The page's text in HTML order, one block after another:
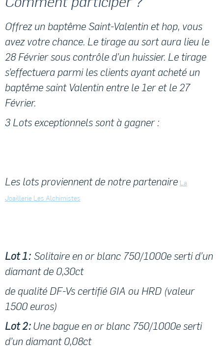
Offrez un baptême Saint-Valentin et hop, vous
avez votre chance. Le tirage au sort aura lieu le
28 Février sous contrôle d’un huissier. Le tirage
s’effectuera parmi les clients ayant acheté un
baptême saint Valentin entre le 1er et le 27
Février.
3 Lots exceptionnels sont à gagner :
Les lots proviennent de notre partenaire La
Joaillerie Les Alchimistes
Lot 1 :Solitaire en or blanc 750/1000e serti d’un
diamant de 0,30ct
de qualité DF-Vs certifié GIA ou HRD (valeur
1500 euros)
Lot 2 :Une bague en or blanc 750/1000e serti
d’un diamant 0,08ct